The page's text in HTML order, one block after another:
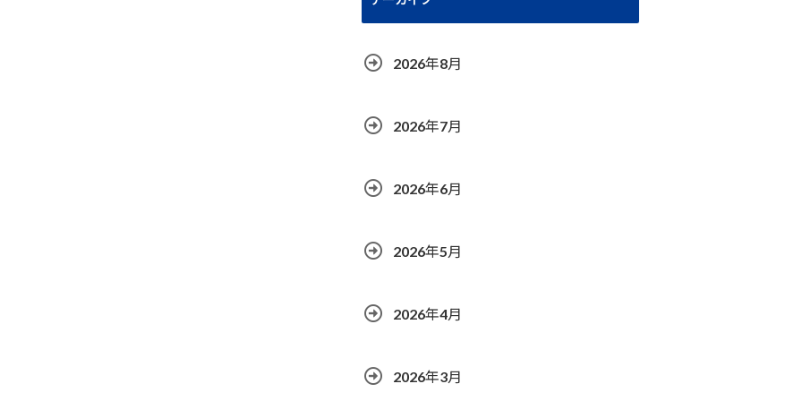
2026年8月
2026年7月
2026年6月
2026年5月
2026年4月
2026年3月